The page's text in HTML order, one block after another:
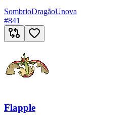
SombrioDragãoUnova
#841
Flapple